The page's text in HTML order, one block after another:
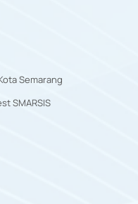
Semarang
SMARSIS